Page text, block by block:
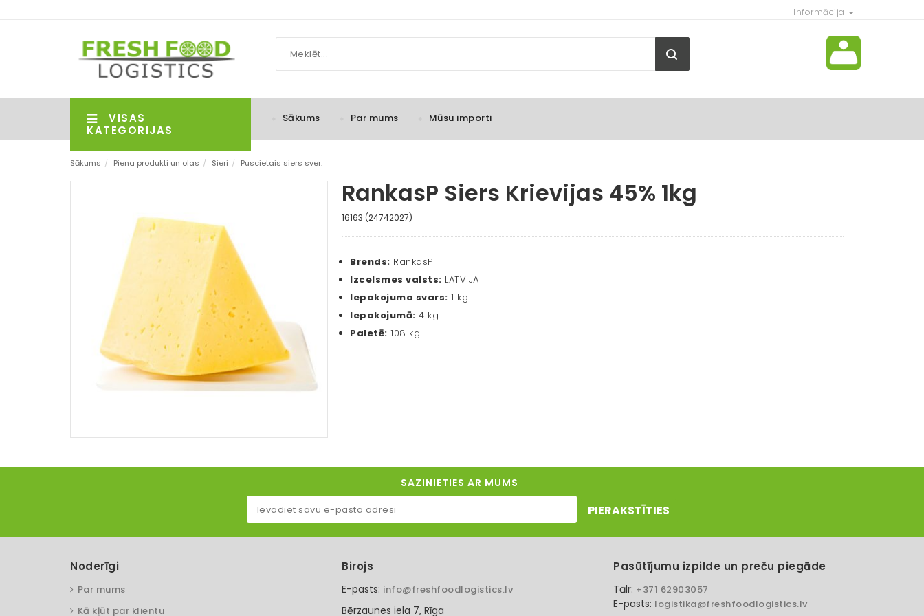
Informācija
VISAS
KATEGORIJAS
Sākums Par mums Mūsu importi
Sākums / Piena produkti un olas / Sieri / Puscietais siers sver.
RankasP Siers Krievijas 45% 1kg
16163 (24742027)
Brends: RankasP
Izcelsmes valsts: LATVIJA
Iepakojuma svars: 1 kg
Iepakojumā: 4 kg
Paletē: 108 kg
SAZINIETIES AR MUMS
PIERAKSTĪTIES
Noderīgi
Par mums
Kā kļūt par klientu
Birojs
E-pasts: info@freshfoodlogistics.lv
Bērzaunes iela 7, Rīga
Pasūtījumu izpilde un preču piegāde
Tālr: +371 62903057
E-pasts: logistika@freshfoodlogistics.lv